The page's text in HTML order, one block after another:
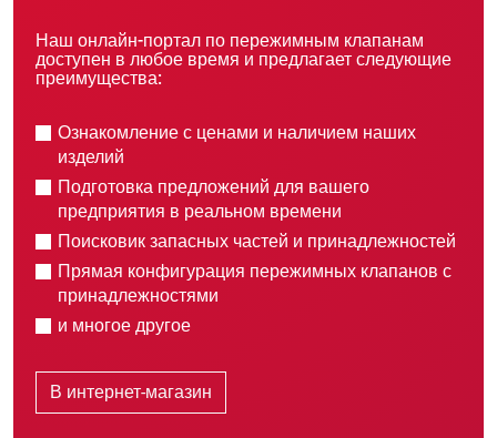
Наш онлайн-портал по пережимным клапанам
доступен в любое время и предлагает следующие
преимущества:
Ознакомление с ценами и наличием наших
изделий
Подготовка предложений для вашего
предприятия в реальном времени
Поисковик запасных частей и принадлежностей
Прямая конфигурация пережимных клапанов с
принадлежностями
и многое другое
В интернет-магазин